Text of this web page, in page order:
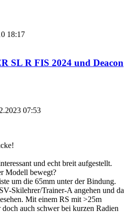
18:17
SL R FIS 2024 und Deacon
07:53
und echt breit aufgestellt.
Modell bewegt?
um die 65mm unter der Bindung.
Skilehrer/Trainer-A angehen und da
Mit einem RS mit >25m
auch schwer bei kurzen Radien